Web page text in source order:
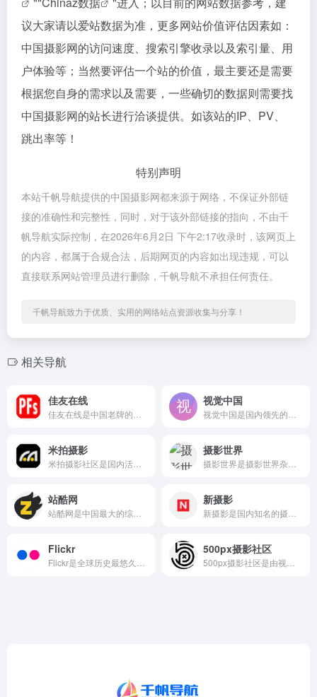
议大家请以爱站数据为准，更多网站价值评估因素如：
中国摄影网的访问速度、搜索引擎收录以及索引量、用
户体验等；当然要评估一个站的价值，最主要还是需要
根据您自身的需求以及需要，一些确切的数据则需要找
中国摄影网的站长进行洽谈提供。如该站的IP、PV、
跳出率等！
特别声明
本站千帆导航提供的中国摄影网都来源于网络，不保证外部链
接的准确性和完整性，同时，对于该外部链接的指向，不由千
帆导航实际控制，在2026年6月2日 下午2:17收录时，该网页上
的内容，都属于合规合法，后期网页的内容如出现违规，可以
直接联系网站管理员进行删除，千帆导航不承担任何责任。
千帆导航致力于优质、实用的网络站点资源收集与分享！
相关导航
佳友在线 视觉中国
米拍摄影 摄影世界
站酷网 新摄影
Flickr 500px摄影社区